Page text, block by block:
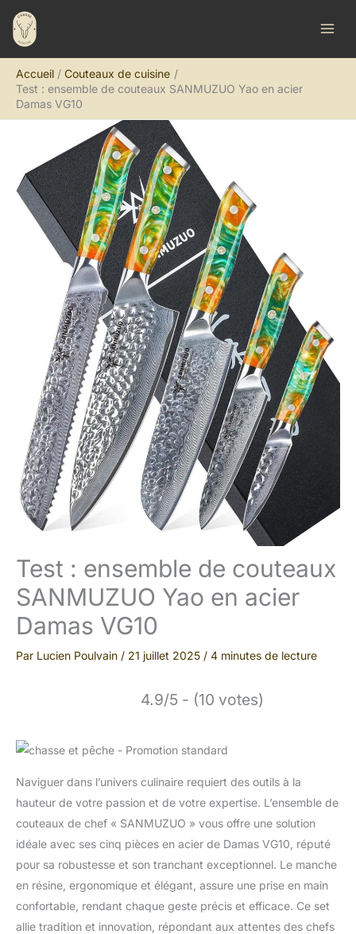
Aller
contenu
Accueil
Couteaux de cuisine
Test : ensemble de couteaux SANMUZUO Yao en acier
Damas VG10
Test : ensemble de couteaux
SANMUZUO Yao en acier
Damas VG10
Par Lucien Poulvain / 21 juillet 2025 / 4 minutes de lecture
4.9/5 - (10 votes)
Naviguer dans l’univers culinaire requiert des outils à la
hauteur de votre passion et de votre expertise. L’ensemble de
couteaux de chef « SANMUZUO » vous offre une solution
idéale avec ses cinq pièces en acier de Damas VG10, réputé
pour sa robustesse et son tranchant exceptionnel. Le manche
en résine, ergonomique et élégant, assure une prise en main
confortable, rendant chaque geste précis et efficace. Ce set
allie tradition et innovation, répondant aux attentes des chefs
R
e
h
e
r
e